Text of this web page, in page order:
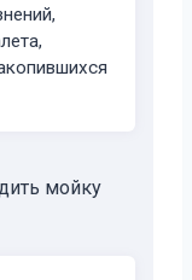
мойку